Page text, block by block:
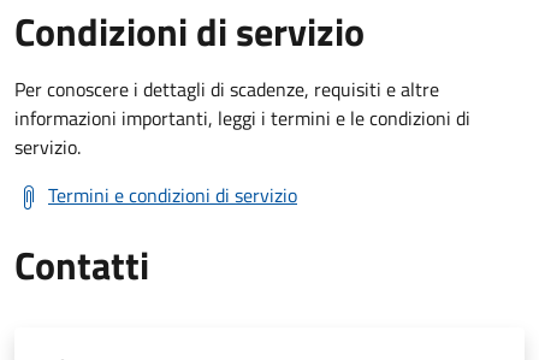
Condizioni di servizio
Per conoscere i dettagli di scadenze, requisiti e altre
informazioni importanti, leggi i termini e le condizioni di
servizio.
Termini e condizioni di servizio
Contatti